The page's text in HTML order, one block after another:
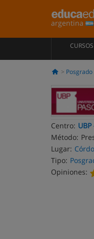
argentina
CURSOS
Posgrado
Centro:
Método:
Lugar:
Tipo:
Opiniones: